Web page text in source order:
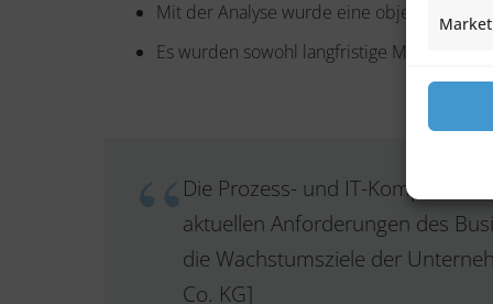
Mit der Analyse wurde eine objektive
Es wurden sowohl langfristige
Die Prozess- und IT-Kompetenz
aktuellen Anforderungen des
die Wachstumsziele der
Co. KG]